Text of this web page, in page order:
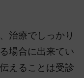
治療でしっかり
場合に出来てい
えることは受診